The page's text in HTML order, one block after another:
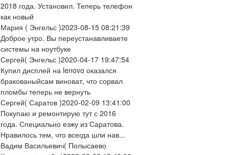
2018 года. Установил. Теперь телефон
как новый
Мария ( Энгельс )2023-08-15 08:21:39
Доброе утро. Вы переустанавливаете
системы на ноутбуке
Сергей( Энгельс )2020-04-17 19:47:54
Купил дисплей на lenovo оказался
бракованыйсам виноват, что сорвал
пломбы теперь не вернуть
Сергей( Саратов )2020-02-09 13:41:00
Покупаю и ремонтирую тут с 2016
года. Специально езжу из Саратова.
Нравилось тем, что всегда шли нав...
Вадим Васильевич( Полысаево